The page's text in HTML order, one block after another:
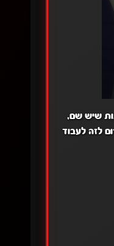
שיש שם,
לזה לעבוד